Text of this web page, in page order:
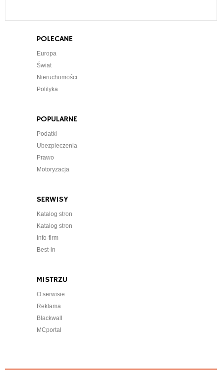
POLECANE
Europa
Świat
Nieruchomości
Polityka
POPULARNE
Podatki
Ubezpieczenia
Prawo
Motoryzacja
SERWISY
Katalog stron
Katalog stron
Info-firm
Best-in
MISTRZU
O serwisie
Reklama
Blackwall
MCportal